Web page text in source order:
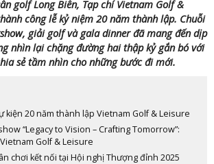
golf Long Biên, Tạp chí Vietnam Golf &
công lễ kỷ niệm 20 năm thành lập. Chuỗi
giải golf và gala dinner đã mang đến dịp
nhìn lại chặng đường hai thập kỷ gắn bó với
sẻ tầm nhìn cho những bước đi mới.
kiện 20 năm thành lập Vietnam Golf & Leisure
“Legacy to Vision – Crafting Tomorrow”:
Golf & Leisure
chơi kết nối tại Hội nghị Thượng đỉnh 2025